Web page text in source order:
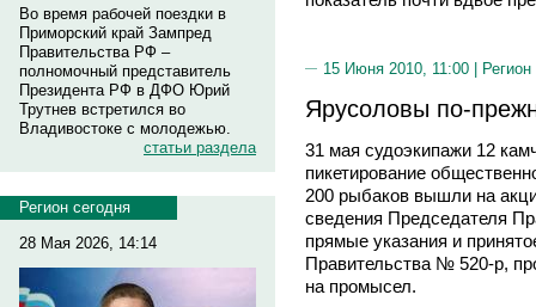
Во время рабочей поездки в
Приморский край Зампред
Правительства РФ –
полномочный представитель
Президента РФ в ДФО Юрий
Трутнев встретился во
Владивостоке с молодежью.
статьи раздела
Регион сегодня
28 Мая 2026, 14:14
15 Июня 2010, 11:00 |
Ярусоловы по-
31 мая судоэкипажи 12
пикетирование
200 рыбаков вышли на
сведения Председателя
прямые указания и
Правительства № 520-р,
на промысел.